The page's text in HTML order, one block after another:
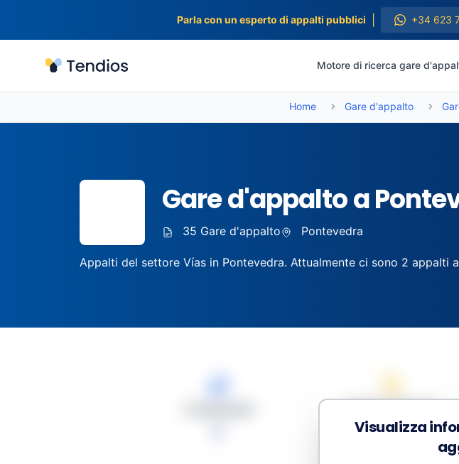
Parla con un esperto di appalti pubblici +34 623
Tendios Motore di ricerca gare
Home Gare d'appalto
Gare d'appalto a
35 Gare d'appalto Pontevedra
Appalti del settore Vías in Pontevedra. Attualmente ci sono 2 appalti
0.00
Visualizza